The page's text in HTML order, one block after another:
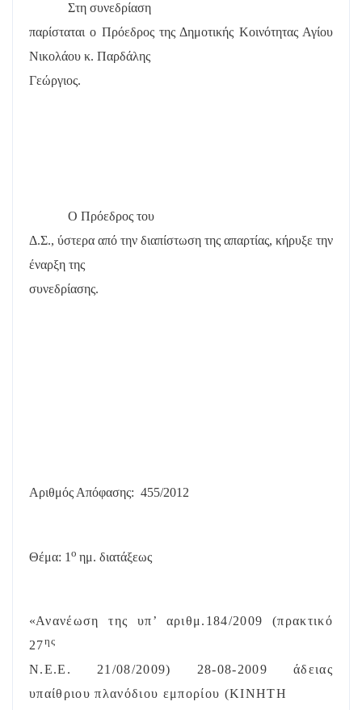
Στη συνεδρίαση
παρίσταται ο Πρόεδρος της Δημοτικής Κοινότητας Αγίου
Νικολάου κ. Παρδάλης
Γεώργιος.
Ο Πρόεδρος του
Δ.Σ., ύστερα από την διαπίστωση της απαρτίας, κήρυξε την
έναρξη της
συνεδρίασης.
Αριθμός Απόφασης: 455/2012
Θέμα: 1 ο ημ. διατάξεως
«Ανανέωση της υπ’ αριθμ.184/2009 (πρακτικό
27ης
Ν.Ε.Ε. 21/08/2009) 28-08-2009 άδειας
υπαίθριου πλανόδιου εμπορίου (ΚΙΝΗΤΗ